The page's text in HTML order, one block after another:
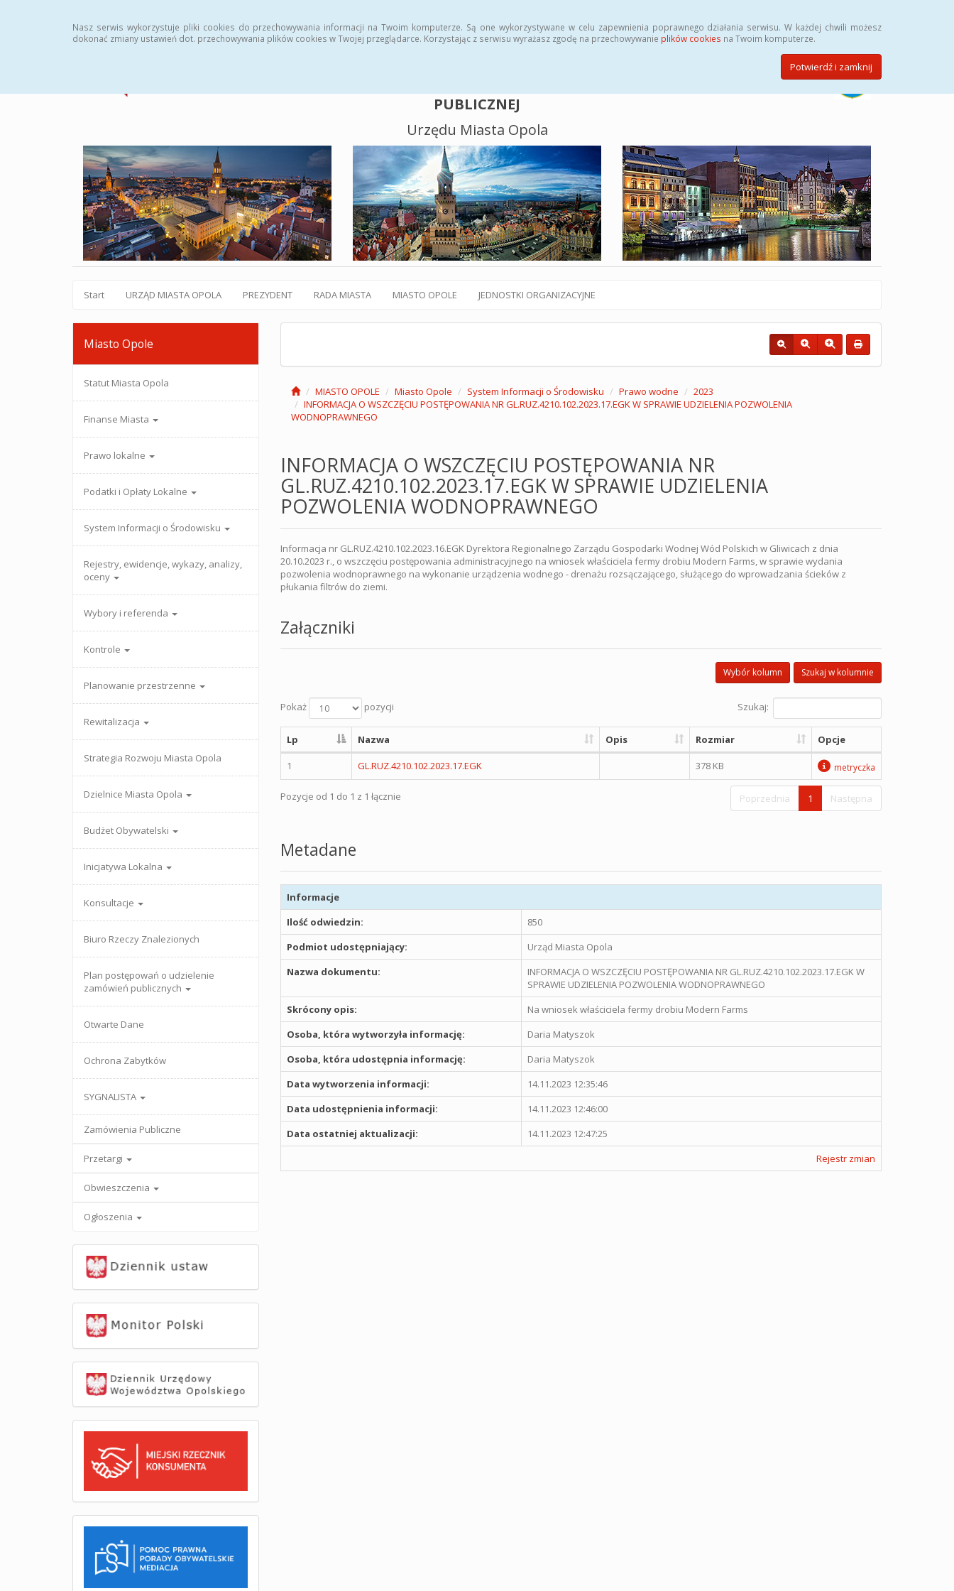
Nasz serwis wykorzystuje pliki cookies do przechowywania informacji na Twoim komputerze. Są one wykorzystywane w celu zapewnienia poprawnego działania serwisu. W każdej chwili możesz
dokonać zmiany ustawień dot. przechowywania plików cookies w Twojej przeglądarce. Korzystając z serwisu wyrażasz zgodę na przechowywanie plików cookies na Twoim komputerze.
Potwierdź i zamknij
PUBLICZNEJ
Urzędu Miasta Opola
Start URZĄD MIASTA OPOLA PREZYDENT RADA MIASTA MIASTO OPOLE JEDNOSTKI ORGANIZACYJNE
Miasto Opole
Statut Miasta Opola
Finanse Miasta
Prawo lokalne
Podatki i Opłaty Lokalne
System Informacji o Środowisku
Rejestry, ewidencje, wykazy, analizy,
oceny
Wybory i referenda
Kontrole
Planowanie przestrzenne
Rewitalizacja
Strategia Rozwoju Miasta Opola
Dzielnice Miasta Opola
Budżet Obywatelski
Inicjatywa Lokalna
Konsultacje
Biuro Rzeczy Znalezionych
Plan postępowań o udzielenie
zamówień publicznych
Otwarte Dane
Ochrona Zabytków
SYGNALISTA
Zamówienia Publiczne
Przetargi
Obwieszczenia
Ogłoszenia
MIASTO OPOLE Miasto Opole System Informacji o Środowisku Prawo wodne
2023
INFORMACJA O WSZCZĘCIU POSTĘPOWANIA NR GL.RUZ.4210.102.2023.17.EGK W SPRAWIE UDZIELENIA POZWOLENIA
WODNOPRAWNEGO
INFORMACJA O WSZCZĘCIU POSTĘPOWANIA NR
GL.RUZ.4210.102.2023.17.EGK W SPRAWIE UDZIELENIA
POZWOLENIA WODNOPRAWNEGO
Informacja nr GL.RUZ.4210.102.2023.16.EGK Dyrektora Regionalnego Zarządu Gospodarki Wodnej Wód Polskich w Gliwicach z dnia
20.10.2023 r., o wszczęciu postępowania administracyjnego na wniosek właściciela fermy drobiu Modern Farms, w sprawie wydania
pozwolenia wodnoprawnego na wykonanie urządzenia wodnego - drenażu rozsączającego, służącego do wprowadzania ścieków z
płukania filtrów do ziemi.
Załączniki
Szukaj w kolumnie
Wybór kolumn
Pokaż pozycji Szukaj:
Lp Nazwa Opis Rozmiar Opcje
1 GL.RUZ.4210.102.2023.17.EGK 378 KB metryczka
Pozycje od 1 do 1 z 1 łącznie Poprzednia 1 Następna
Metadane
Informacje
Ilość odwiedzin:
850
Podmiot udostępniający:
Urząd Miasta Opola
Nazwa dokumentu:
INFORMACJA O WSZCZĘCIU POSTĘPOWANIA NR GL.RUZ.4210.102.2023.17.EGK W
SPRAWIE UDZIELENIA POZWOLENIA WODNOPRAWNEGO
Skrócony opis:
Na wniosek właściciela fermy drobiu Modern Farms
Osoba, która wytworzyła informację:
Daria Matyszok
Osoba, która udostępnia informację:
Daria Matyszok
Data wytworzenia informacji:
14.11.2023 12:35:46
Data udostępnienia informacji:
14.11.2023 12:46:00
Data ostatniej aktualizacji:
14.11.2023 12:47:25
Rejestr zmian